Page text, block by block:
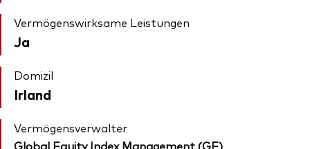
Vermögenswirksame Leistungen
Ja
Domizil
Irland
Vermögensverwalter
Global Equity Index Management (GE)